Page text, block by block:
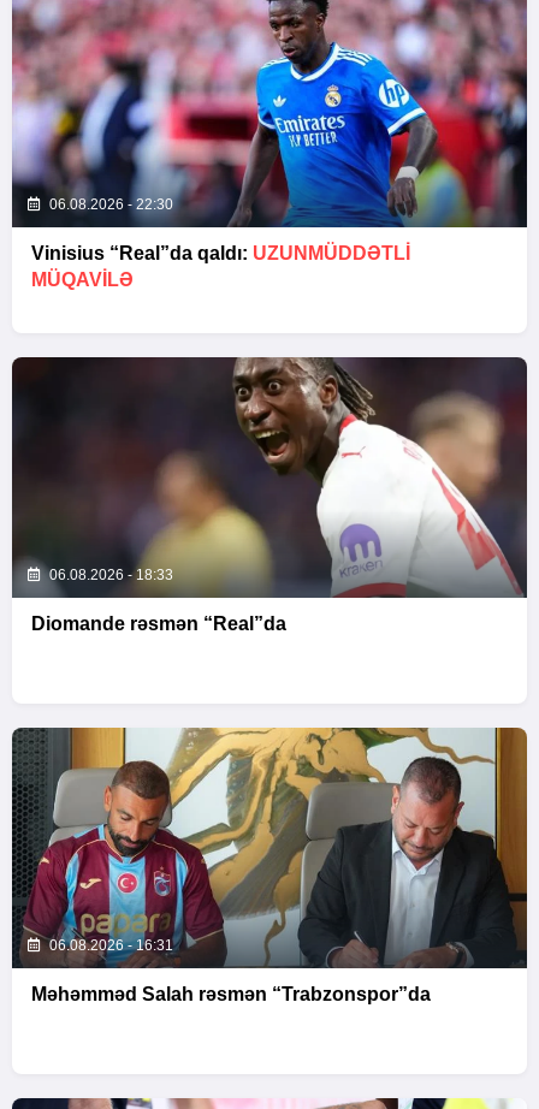
06.08.2026 - 22:30
Vinisius “Real”da qaldı: UZUNMÜDDƏTLİ
MÜQAVİLƏ
06.08.2026 - 18:33
Diomande rəsmən “Real”da
06.08.2026 - 16:31
Məhəmməd Salah rəsmən “Trabzonspor”da